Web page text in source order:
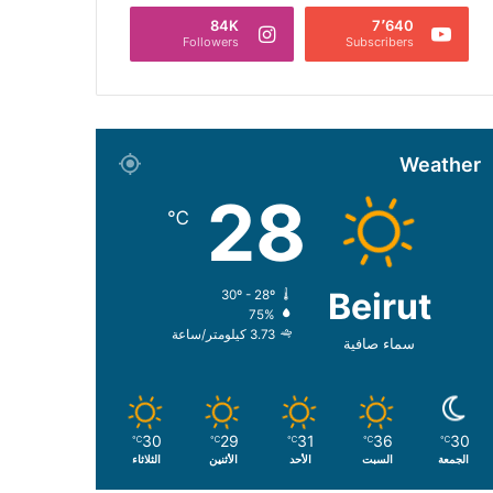
7٬640
Subscribers
84K
Followers
Weather
Beirut
سماء صافية
28
℃
30º - 28º
75%
3.73 كيلومتر/ساعة
30
℃
الجمعة
36
℃
السبت
31
℃
الأحد
29
℃
الأثنين
30
℃
الثلاثاء